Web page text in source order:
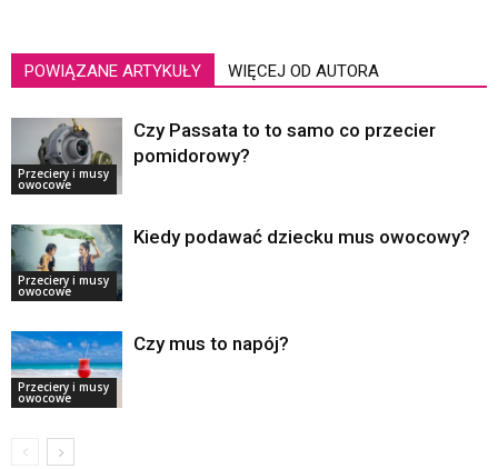
POWIĄZANE ARTYKUŁY WIĘCEJ OD AUTORA
Przeciery i musy
owocowe
Czy Passata to to samo co przecier
pomidorowy?
Przeciery i musy
owocowe
Kiedy podawać dziecku mus owocowy?
Przeciery i musy
owocowe
Czy mus to napój?